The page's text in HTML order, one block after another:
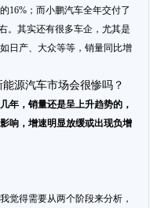
16%；而小鹏汽车全年交付了
。其实还有很多车企，尤其是
日产、大众等等，销量同比增
年，销量还是呈上升趋势的，
响，增速明显放缓或出现负增
觉得需要从两个阶段来分析，